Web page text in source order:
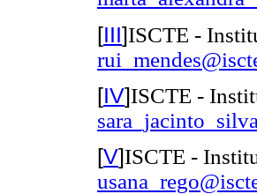
[III]ISCTE -
[IV]ISCTE -
[V]ISCTE -